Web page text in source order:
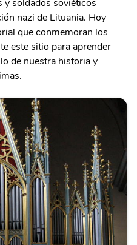
y soldados soviéticos
nazi de Lituania. Hoy
que conmemoran los
este sitio para aprender
de nuestra historia y